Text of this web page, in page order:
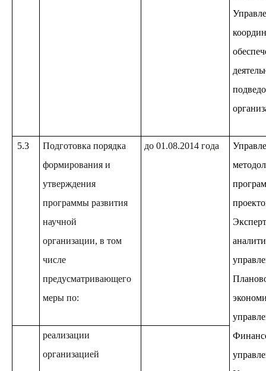
5.3
Подготовка порядка
формирования и
утверждения
программы развития
научной
организации, в том
числе
предусматривающего
меры по:
до 01.08.2014 года
реализации
организацией